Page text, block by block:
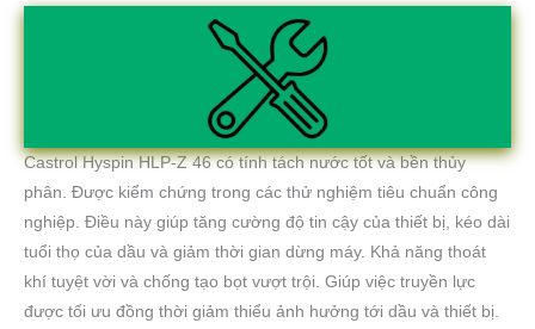
Castrol Hyspin HLP-Z 46 có tính tách nước tốt và bền thủy
phân. Được kiểm chứng trong các thử nghiệm tiêu chuẩn công
nghiệp. Điều này giúp tăng cường độ tin cậy của thiết bị, kéo dài
tuổi thọ của dầu và giảm thời gian dừng máy. Khả năng thoát
khí tuyệt vời và chống tạo bọt vượt trội. Giúp việc truyền lực
được tối ưu đồng thời giảm thiểu ảnh hưởng tới dầu và thiết bị.